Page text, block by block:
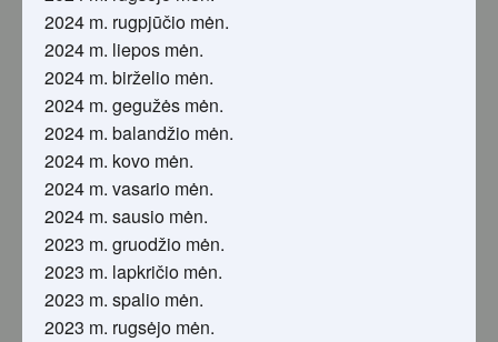
2024 m. rugpjūčio mėn.
2024 m. liepos mėn.
2024 m. birželio mėn.
2024 m. gegužės mėn.
2024 m. balandžio mėn.
2024 m. kovo mėn.
2024 m. vasario mėn.
2024 m. sausio mėn.
2023 m. gruodžio mėn.
2023 m. lapkričio mėn.
2023 m. spalio mėn.
2023 m. rugsėjo mėn.